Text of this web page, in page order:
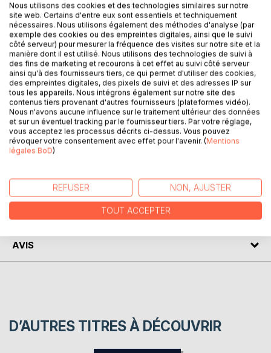
DESCRIPTION
Dès qu'on parle des écrans et des enfants, les avis
divergent et les injonctions contradictoires affluent. N'est-il
pas temps de laisser les vieux débats de côté et de
connaître la vérité ?
Si vous êtes prêt·e à adopter une approche conciliant vos
principes éducatifs et vos besoins numériques quotidiens ;
si vous recherchez des contenus jeunesse de qualité ; si
vous espérez développer des usages familiaux apaisés
des écrans, ouvrez ce guide !
AUTEUR(S)
AVIS
D’AUTRES TITRES À DÉCOUVRIR
Nous utilisons des cookies et des technologies similaires sur notre
site web. Certains d'entre eux sont essentiels et techniquement
nécessaires. Nous utilisons également des méthodes d'analyse (par
exemple des cookies ou des empreintes digitales, ainsi que le suivi
côté serveur) pour mesurer la fréquence des visites sur notre site et la
manière dont il est utilisé. Nous utilisons des technologies de suivi à
des fins de marketing et recourons à cet effet au suivi côté serveur
ainsi qu'à des fournisseurs tiers, ce qui permet d'utiliser des cookies,
des empreintes digitales, des pixels de suivi et des adresses IP sur
tous les appareils. Nous intégrons également sur notre site des
contenus tiers provenant d'autres fournisseurs (plateformes vidéo).
Nous n'avons aucune influence sur le traitement ultérieur des données
et sur un éventuel tracking par le fournisseur tiers. Par votre réglage,
vous acceptez les processus décrits ci-dessus. Vous pouvez
révoquer votre consentement avec effet pour l'avenir. (Mentions
légales BoD)
REFUSER NON, AJUSTER
TOUT ACCEPTER